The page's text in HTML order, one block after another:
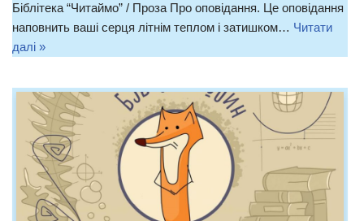
Біблітека “Читаймо” / Проза Про оповідання. Це оповідання
наповнить ваші серця літнім теплом і затишком… Читати
далі »